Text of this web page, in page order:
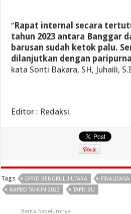
“Rapat internal secara
tahun 2023 antara Banggar
barusan sudah ketok palu.
dilanjutkan dengan
kata Sonti Bakara, SH, Juhaili,
Editor : Redaksi.
Tags DPRD BENGKULU UTARA FINALISASA
RAPBD TAHUN 2023
TAPD BU
Berita Sebelumnya